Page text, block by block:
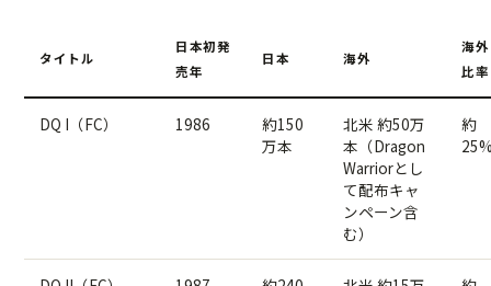
タイトル
日本初発
売年
日本 海外
海外
比率
DQ I（FC） 1986
約150
万本
北米 約50万
本（Dragon
Warriorとし
て配布キャ
ンペーン含
む）
約